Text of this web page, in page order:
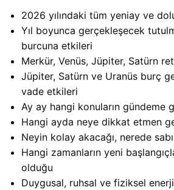
2026 yılındaki tüm yeniay ve
Yıl boyunca gerçekleşecek
burcuna etkileri
Merkür, Venüs, Jüpiter, Satürn
Jüpiter, Satürn ve Uranüs burç
vade etkileri
Ay ay hangi konuların gündeme
Hangi ayda neye dikkat etmen
Neyin kolay akacağı, nerede
Hangi zamanların yeni
olduğu
Duygusal, ruhsal ve fiziksel